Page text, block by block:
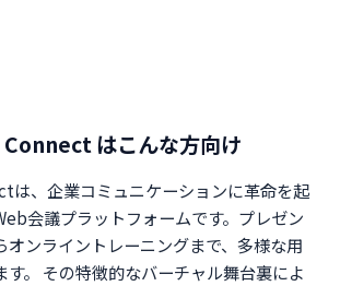
はこんな方向け
は、企業コミュニケーションに革命を起
会議プラットフォームです。プレゼン
オンライントレーニングまで、多様な用
す。 その特徴的なバーチャル舞台裏によ